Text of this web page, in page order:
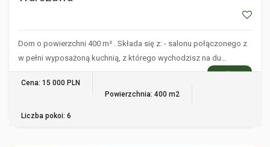
Dom o powierzchni 400 m² . Składa się z: - salonu połączonego z
w pełni wyposażoną kuchnią, z którego wychodzisz na du…
WIĘCEJ
Cena: 15 000 PLN
Powierzchnia: 400 m2
Liczba pokoi: 6